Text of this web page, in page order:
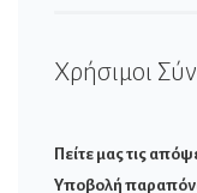
Χρήσιμοι
Πείτε μας τις
Υποβολή